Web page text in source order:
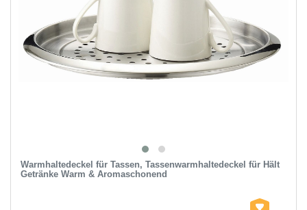
Warmhaltedeckel für Tassen, Tassenwarmhaltedeckel für Hält
Getränke Warm & Aromaschonend